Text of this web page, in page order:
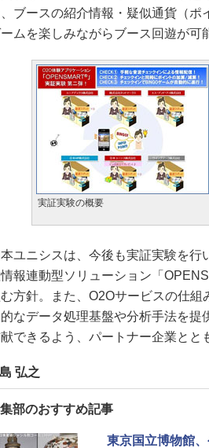
、ブースの紹介情報・疑似通貨（
ムを楽しみながらブース回遊が可
実証実験の概要
ユニシスは、今後も実証実験を行
報連動型ソリューション「
む方針。また、O2Oサービスの仕組
なデータ処理基盤や分析手法を
できるよう、パートナー企業とと
弘之
部のおすすめ記事
東京国立博物館